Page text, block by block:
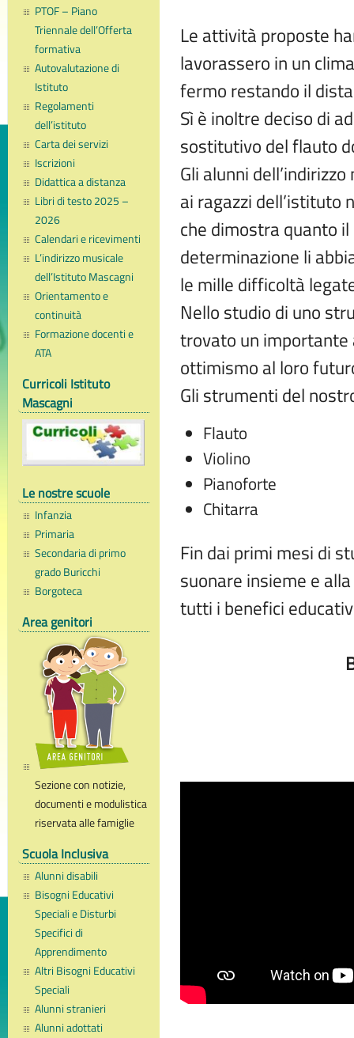
PTOF – Piano
Triennale dell’Offerta
formativa
Autovalutazione di
Istituto
Regolamenti
dell’istituto
Carta dei servizi
Iscrizioni
Didattica a distanza
Libri di testo 2025 –
2026
Calendari e ricevimenti
L’indirizzo musicale
dell’Istituto Mascagni
Orientamento e
continuità
Formazione docenti e
ATA
Curricoli Istituto
Mascagni
Le nostre scuole
Infanzia
Primaria
Secondaria di primo
grado Buricchi
Borgoteca
Area genitori
Sezione con notizie,
documenti e modulistica
riservata alle famiglie
Scuola Inclusiva
Alunni disabili
Bisogni Educativi
Speciali e Disturbi
Specifici di
Apprendimento
Altri Bisogni Educativi
Speciali
Alunni stranieri
Alunni adottati
Le attività proposte
lavorassero in un
fermo restando il
Sì è inoltre deciso di
sostitutivo del flauto
Gli alunni
ai ragazzi dell’istituto
che dimostra quanto
determinazione li
le mille difficoltà
Nello studio di uno
trovato un
ottimismo al loro
Gli strumenti del
Flauto
Violino
Pianoforte
Chitarra
Fin dai primi mesi di
suonare insieme e
tutti i benefici